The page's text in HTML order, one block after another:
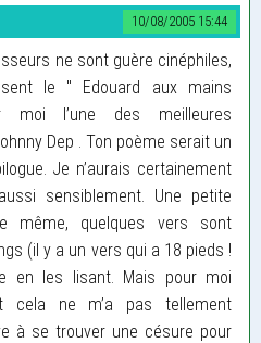
10/08/2005 15:44
ne sont guère cinéphiles,
le " Edouard aux mains
moi l’une des meilleures
Dep . Ton poème serait un
Je n’aurais certainement
sensiblement. Une petite
même, quelques vers sont
(il y a un vers qui a 18 pieds !
en les lisant. Mais pour moi
cela ne m’a pas tellement
à se trouver une césure pour